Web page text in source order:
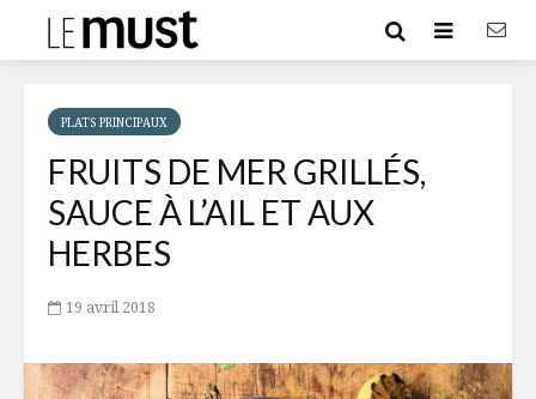
PLATS PRINCIPAUX
FRUITS DE MER GRILLÉS,
SAUCE À L’AIL ET AUX
HERBES
19 avril 2018